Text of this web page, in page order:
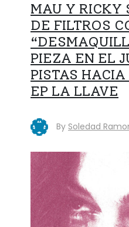
MAU Y RICKY
DE FILTROS
PIEZA EN EL
PISTAS
EP LA LLAVE
By Soledad